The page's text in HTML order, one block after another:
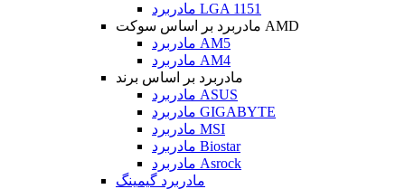
مادربرد LGA 1151
مادربرد بر اساس سوکت AMD
مادربرد AM5
مادربرد AM4
مادربرد بر اساس برند
مادربرد ASUS
مادربرد GIGABYTE
مادربرد MSI
مادربرد Biostar
مادربرد Asrock
مادربرد گیمینگ